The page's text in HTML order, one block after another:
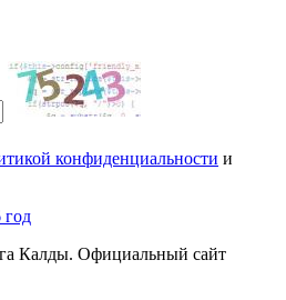
конфиденциальности и
год
Калды. Официальный сайт